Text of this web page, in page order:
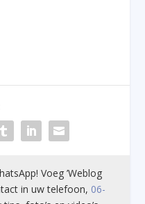
Voeg ’Weblog
in uw telefoon, 06-